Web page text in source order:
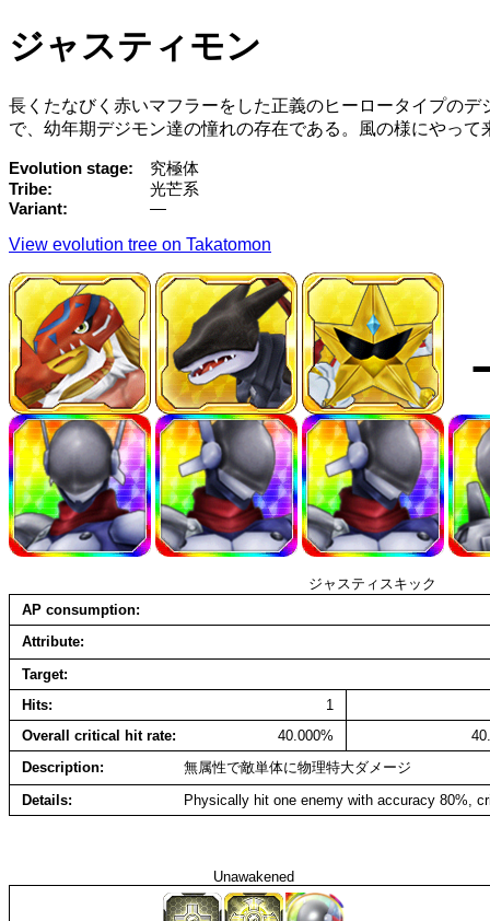
ジャスティモン
長くたなびく赤いマフラーをした正義のヒーロータイプの
で、幼年期デジモン達の憧れの存在である。風の様にやっ
Evolution stage
究極体
Tribe
光芒系
Variant
—
View evolution tree on Takatomon
ジャスティスキック
AP consumption
Attribute
Target
Hits
1
Overall critical hit rate
40.000%
Description
無属性で敵単体に物理特大ダメージ
Details
Physically hit one enemy with accuracy 80%,
Unawakened